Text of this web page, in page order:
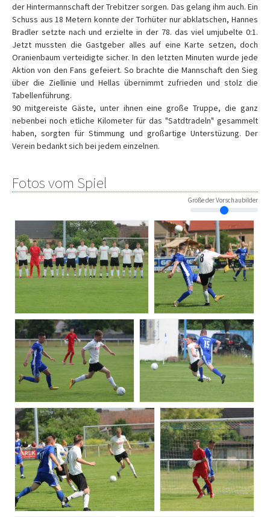
der Hintermannschaft der Trebitzer sorgen. Das gelang ihm auch. Ein
Schuss aus 18 Metern konnte der Torhüter nur abklatschen, Hannes
Bradler setzte nach und erzielte in der 78. das viel umjubelte 0:1.
Jetzt mussten die Gastgeber alles auf eine Karte setzen, doch
Oranienbaum verteidigte sicher. In den letzten Minuten wurde jede
Aktion von den Fans gefeiert. So brachte die Mannschaft den Sieg
über die Ziellinie und Hellas übernimmt zufrieden und stolz die
Tabellenführung.
90 mitgereiste Gäste, unter ihnen eine große Truppe, die ganz
nebenbei noch etliche Kilometer für das "Satdtradeln" gesammelt
haben, sorgten für Stimmung und großartige Unterstüzung. Der
Verein bedankt sich bei jedem einzelnen.
Fotos vom Spiel
Größe der Vorschaubilder